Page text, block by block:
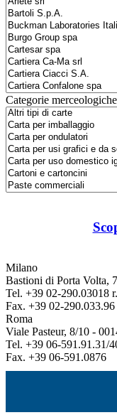
Categorie merceologiche
Milano
Bastioni di Porta Volta,
Tel. +39 02-290.03018
Fax. +39 02-290.033.96
Roma
Viale Pasteur, 8/10 -
Tel. +39 06-591.91.31/
Fax. +39 06-591.0876